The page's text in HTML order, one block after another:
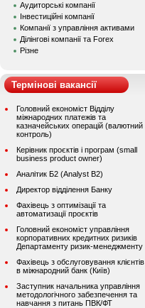
Аудиторські компанії
Інвестиційні компанії
Компанії з управління активами
Ділінгові компанії та Forex
Різне
Термінові вакансії
Головний економіст Відділу
міжнародних платежів та
казначейських операцій (валютний
контроль)
Керівник проєктів і програм (small
business product owner)
Аналітик Б2 (Analyst B2)
Директор відділення Банку
Фахівець з оптимізації та
автоматизації проєктів
Головний економіст управління
корпоративних кредитних ризиків
Департаменту ризик-менеджменту
Фахівець з обслуговування клієнтів
в міжнародний банк (Київ)
Заступник начальника управління
методологічного забезпечення та
навчання з питань ПВК/ФТ